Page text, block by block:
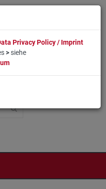
Privacy Policy / Imprint
>siehe